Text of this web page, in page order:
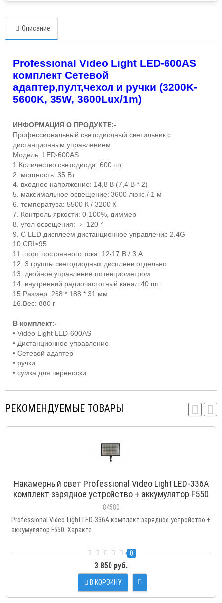
Описание
Professional Video Light LED-600AS
комплект Сетевой
адаптер,пулт,чехол и ручки (3200K-
5600K, 35W, 3600Lux/1m)
ИНФОРМАЦИЯ О ПРОДУКТЕ:-
Профессиональный светодиодный светильник с
дистанционным управлением
Модель: LED-600AS
1.Количество светодиода: 600 шт.
2. мощность: 35 Вт
4. входное напряжение: 14,8 В (7,4 В * 2)
5. максимальное освещение: 3600 люкс / 1 м
6. температура: 5500 К / 3200 К
7. Контроль яркости: 0-100%, диммер
8. угол освещения: ﹥ 120 °
9. С LED дисплеем дистанционное управление 2.4G
10.CRI≥95
11. порт постоянного тока: 12-17 В / 3 А
12. 3 группы светодиодных дисплеев отдельно
13. двойное управление потенциометром
14. внутренний радиочастотный канал 40 шт.
15.Размер: 268 * 188 * 31 мм
16.Вес: 880 г
В комплект:-
• Video Light LED-600AS
• Дистанционное управление
• Сетевой адаптер
• ручки
• сумка для переноски
РЕКОМЕНДУЕМЫЕ ТОВАРЫ
Накамерный свет Professional Video Light LED-336A
комплект зарядное устройство + аккумулятор F550
84580
Professional Video Light LED-336A комплект зарядное устройство +
аккумулятор F550 Характе..
0
3 850 руб.
В КОРЗИНУ